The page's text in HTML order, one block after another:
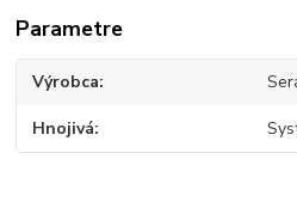
Parametre
Výrobca
Hnojivá